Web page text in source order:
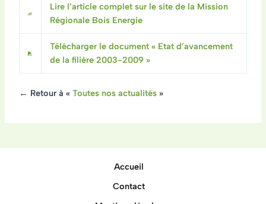
Lire l’article complet sur le site de la Mission
Régionale Bois Energie
Télécharger le document « Etat d’avancement
de la filière 2003-2009 »
← Retour à « Toutes nos actualités»
Accueil
Contact